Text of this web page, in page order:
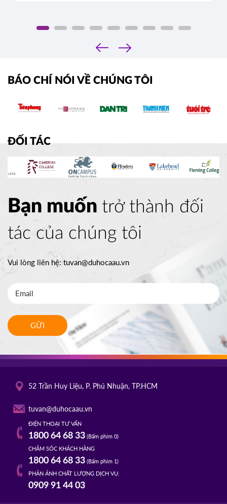
‹
›
BÁO CHÍ NÓI VỀ CHÚNG TÔI
ĐỐI TÁC
Bạn muốn trở thành đối
tác của chúng tôi
Vui lòng liên hệ: tuvan@duhocaau.vn
GỬI
52 Trần Huy Liệu, P. Phú Nhuận, TP.HCM
tuvan@duhocaau.vn
ĐIỆN THOẠI TƯ VẤN
1800 64 68 33(Bấm phím 0)
CHĂM SÓC KHÁCH HÀNG
1800 64 68 33(Bấm phím 1)
PHẢN ÁNH CHẤT LƯỢNG DỊCH VỤ:
0909 91 44 03